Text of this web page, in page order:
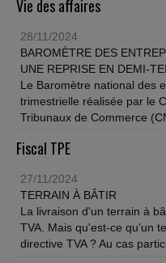
Vie des affaires
28/11/2024
BAROMÈTRE DES
UNE REPRISE EN DEMI-
Le Baromètre national des
trimestrielle réalisée par le
Tribunaux de Commerce
Fiscal TPE
27/11/2024
TERRAIN À BÂTIR
La livraison d'un terrain à
TVA. Mais qu'est-ce qu'un
directive TVA ? Au cas